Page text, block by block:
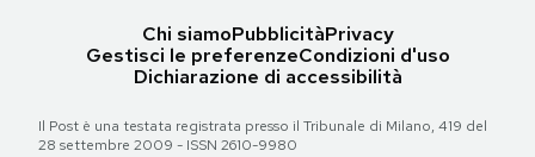
Chi siamoPubblicitàPrivacy
Gestisci le preferenzeCondizioni d'uso
Dichiarazione di accessibilità
Il Post è una testata registrata presso il Tribunale di Milano, 419 del
28 settembre 2009 - ISSN 2610-9980